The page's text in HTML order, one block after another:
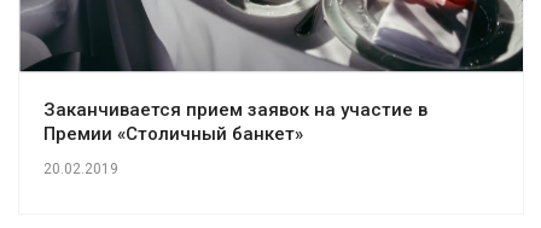
Заканчивается прием заявок на участие в
Премии «Столичный банкет»
20.02.2019